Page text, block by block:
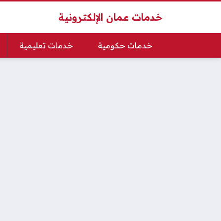
خدمات عمان الإلكترونية
خدمات حكومية خدمات تعليمية